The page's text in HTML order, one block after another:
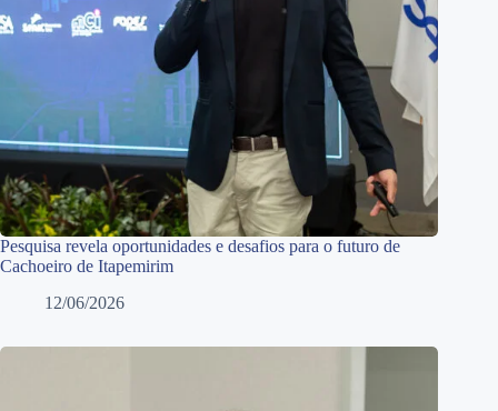
Pesquisa revela oportunidades e desafios para o futuro de
Cachoeiro de Itapemirim
12/06/2026